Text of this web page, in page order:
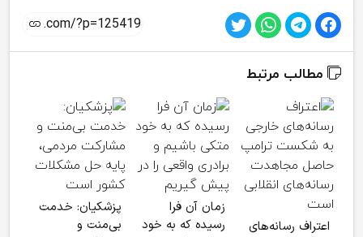
مطالب مرتبط
اعتراف رسانه‌های
زمان آن فرا
رسیده که به خود
پزشکیان: خدمت
بی‌منت و